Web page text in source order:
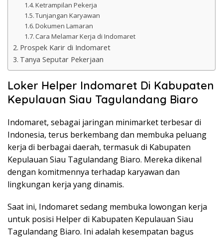
Ketrampilan Pekerja
Tunjangan Karyawan
Dokumen Lamaran
Cara Melamar Kerja di Indomaret
Prospek Karir di Indomaret
Tanya Seputar Pekerjaan
Loker Helper Indomaret Di Kabupaten
Kepulauan Siau Tagulandang Biaro
Indomaret, sebagai jaringan minimarket terbesar di
Indonesia, terus berkembang dan membuka peluang
kerja di berbagai daerah, termasuk di Kabupaten
Kepulauan Siau Tagulandang Biaro. Mereka dikenal
dengan komitmennya terhadap karyawan dan
lingkungan kerja yang dinamis.
Saat ini, Indomaret sedang membuka lowongan kerja
untuk posisi Helper di Kabupaten Kepulauan Siau
Tagulandang Biaro. Ini adalah kesempatan bagus